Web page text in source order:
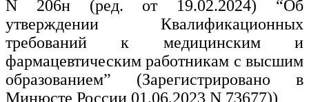
N 206н (ред. от 19.02.2024) “Об
утверждении Квалификационных
требований к медицинским и
фармацевтическим работникам с высшим
образованием” (Зарегистрировано в
Минюсте России 01.06.2023 N 73677))